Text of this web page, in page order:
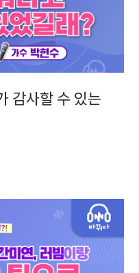
감사할 수 있는